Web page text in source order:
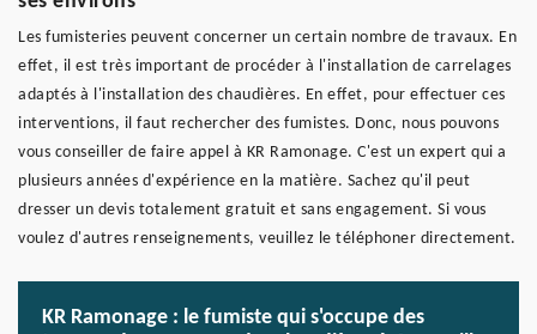
Les fumisteries peuvent concerner un certain nombre de travaux. En
effet, il est très important de procéder à l'installation de carrelages
adaptés à l'installation des chaudières. En effet, pour effectuer ces
interventions, il faut rechercher des fumistes. Donc, nous pouvons
vous conseiller de faire appel à KR Ramonage. C'est un expert qui a
plusieurs années d'expérience en la matière. Sachez qu'il peut
dresser un devis totalement gratuit et sans engagement. Si vous
voulez d'autres renseignements, veuillez le téléphoner directement.
KR Ramonage : le fumiste qui s'occupe des